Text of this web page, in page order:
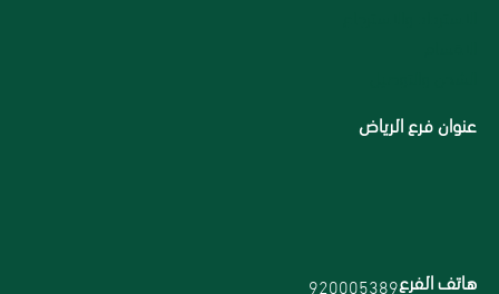
عنوان فرع الرياض
هاتف الفرع920005389